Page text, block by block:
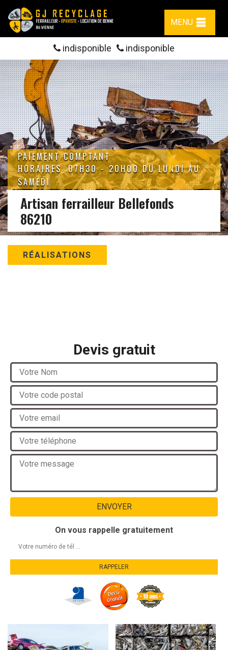
MENU
indisponible indisponible
PAIEMENT COMPTANT
HORAIRES :07H30 - 20H00 DU LUNDI AU
SAMEDI
Artisan ferrailleur Bellefonds
86210
RÉALISATIONS
Devis gratuit
On vous rappelle gratuitement